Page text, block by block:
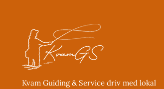
Kvam Guiding & Service driv med lokal